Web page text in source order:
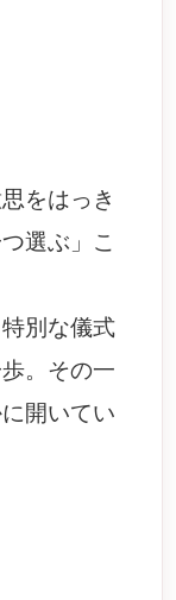
をはっき
選ぶ」こ
別な儀式
。その一
開いてい